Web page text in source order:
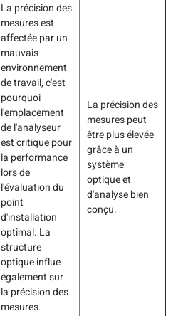
La précision des
mesures est
affectée par un
mauvais
environnement
de travail, c'est
pourquoi
l'emplacement
de l'analyseur
est critique pour
la performance
lors de
l'évaluation du
point
d'installation
optimal. La
structure
optique influe
également sur
la précision des
mesures.
La précision des
mesures peut
être plus élevée
grâce à un
système
optique et
d'analyse bien
conçu.